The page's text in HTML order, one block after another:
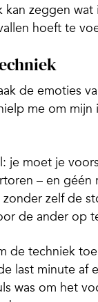
zeggen
hoeft te
de emoties
me om mijn
je moet je
– en
zelf de
de ander op
de techniek
last minute
was om het